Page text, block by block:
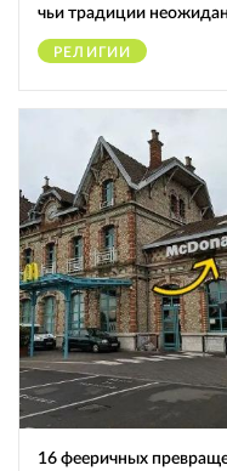
чьи традиции
РЕЛИГИИ
16 фееричных